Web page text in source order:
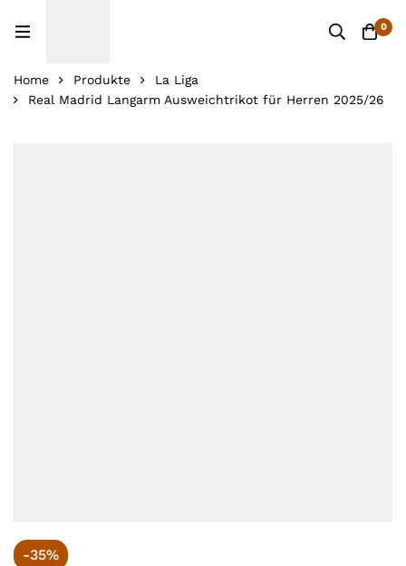
0
Home Produkte
La Liga
Real Madrid Langarm Ausweichtrikot für Herren 2025/26
-35%